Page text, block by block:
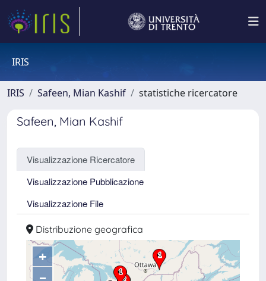
IRIS
IRIS Safeen, Mian Kashif statistiche ricercatore
Safeen, Mian Kashif
Visualizzazione Ricercatore
Visualizzazione Pubblicazione
Visualizzazione File
Distribuzione geografica
+
–